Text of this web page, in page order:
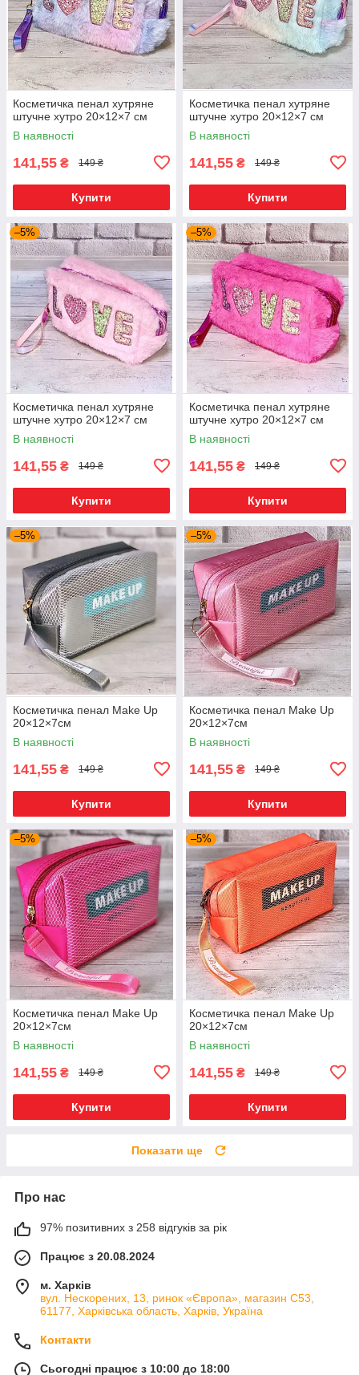
Косметичка пенал хутряне
штучне хутро 20×12×7 см
В наявності
141,55 ₴ 149 ₴
Купити
Косметичка пенал хутряне
штучне хутро 20×12×7 см
В наявності
141,55 ₴ 149 ₴
Купити
–5%
Косметичка пенал хутряне
штучне хутро 20×12×7 см
В наявності
141,55 ₴ 149 ₴
Купити
–5%
Косметичка пенал хутряне
штучне хутро 20×12×7 см
В наявності
141,55 ₴ 149 ₴
Купити
–5%
Косметичка пенал Make Up
20×12×7см
В наявності
141,55 ₴ 149 ₴
Купити
–5%
Косметичка пенал Make Up
20×12×7см
В наявності
141,55 ₴ 149 ₴
Купити
–5%
Косметичка пенал Make Up
20×12×7см
В наявності
141,55 ₴ 149 ₴
Купити
–5%
Косметичка пенал Make Up
20×12×7см
В наявності
141,55 ₴ 149 ₴
Купити
Показати ще
Про нас
97% позитивних з 258 відгуків за рік
Працює з 20.08.2024
м. Харків
вул. Нескорених, 13, ринок «Європа», магазин С53,
61177, Харківська область, Харків, Україна
Контакти
Сьогодні працює з 10:00 до 18:00